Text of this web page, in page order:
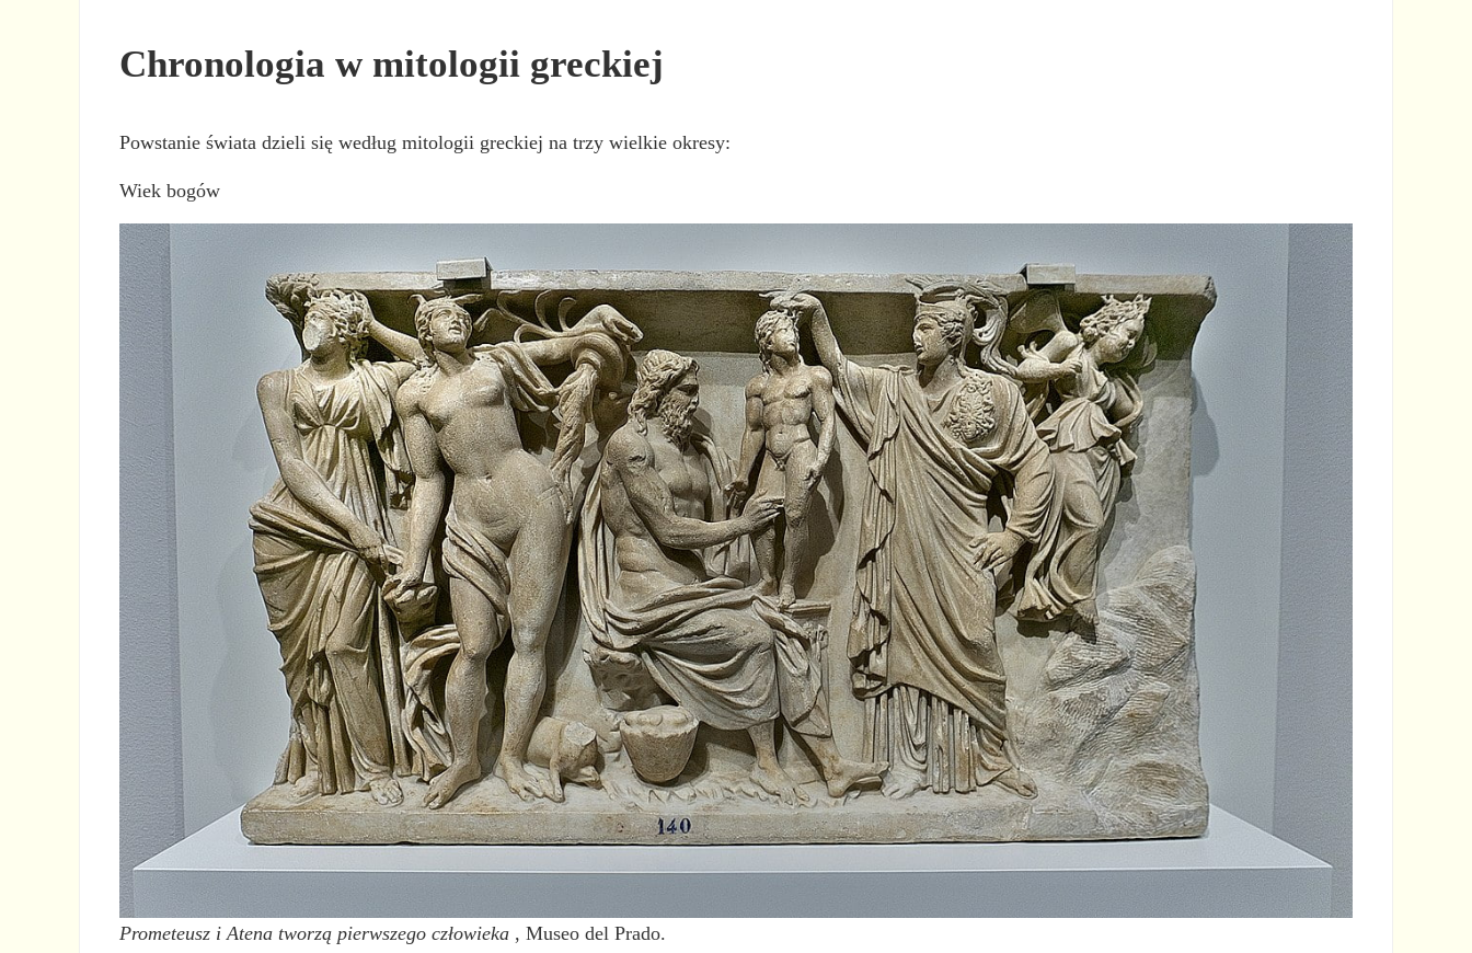
Chronologia w mitologii greckiej
Powstanie świata dzieli się według mitologii greckiej na trzy wielkie okresy:
Wiek bogów
Prometeusz i Atena tworzą pierwszego człowieka , Museo del Prado.